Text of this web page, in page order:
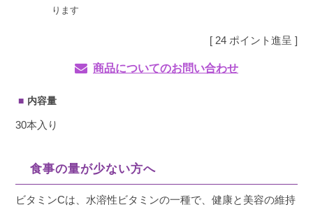
ります
[ 24 ポイント進呈 ]
商品についてのお問い合わせ
内容量
30本入り
食事の量が少ない方へ
ビタミンCは、水溶性ビタミンの一種で、健康と美容の維持